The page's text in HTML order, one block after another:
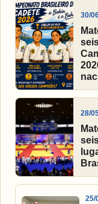
30/
28/
25/